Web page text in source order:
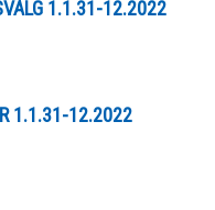
1.1.31-12.2022
1.1.31-12.2022